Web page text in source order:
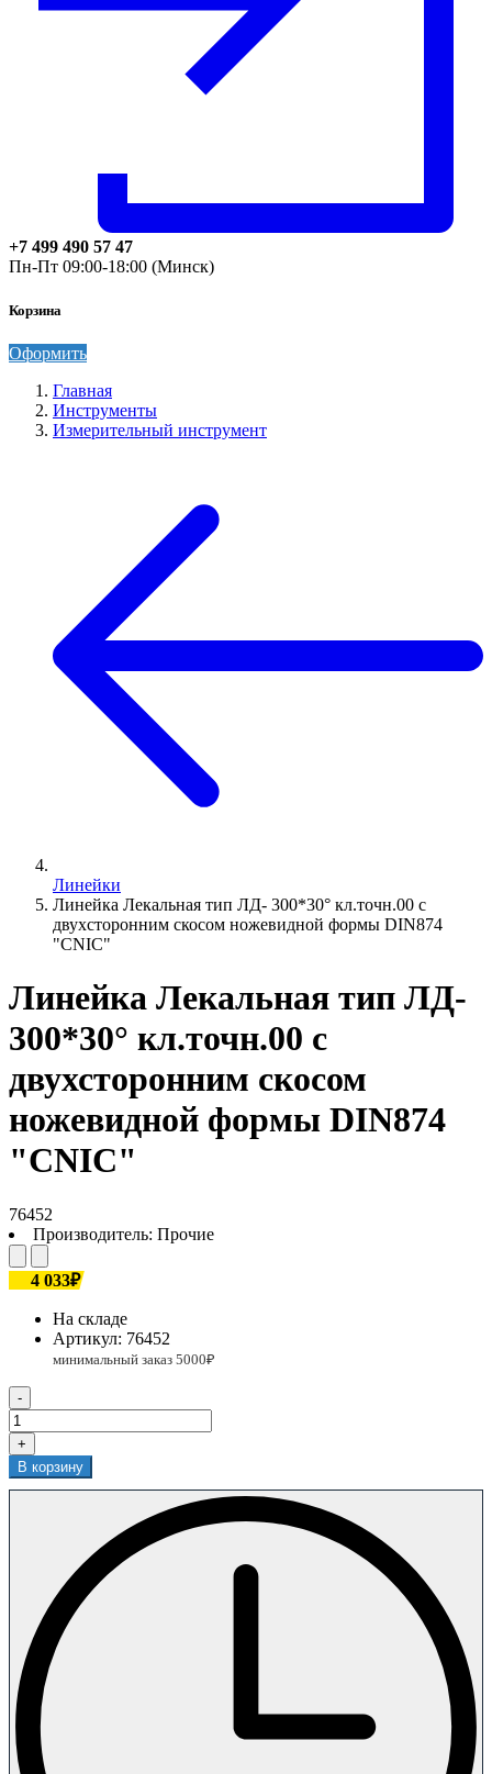
+7 499 490 57 47
Пн-Пт 09:00-18:00 (Минск)
Корзина
Оформить
Главная
Инструменты
Измерительный инструмент
Линейки
Линейка Лекальная тип ЛД- 300*30° кл.точн.00 с
двухсторонним скосом ножевидной формы DIN874
"CNIC"
Линейка Лекальная тип ЛД-
300*30° кл.точн.00 с
двухсторонним скосом
ножевидной формы DIN874
"CNIC"
76452
Производитель: Прочие
4 033₽
На складе
Артикул: 76452
-
+
В корзину